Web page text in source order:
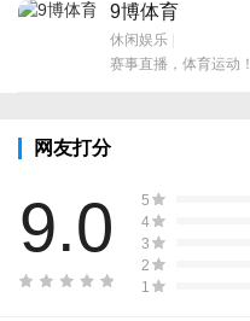
9博体育
休闲娱乐 |
赛事直播，体育运动！
网友打分
9.0
5
4
3
2
1